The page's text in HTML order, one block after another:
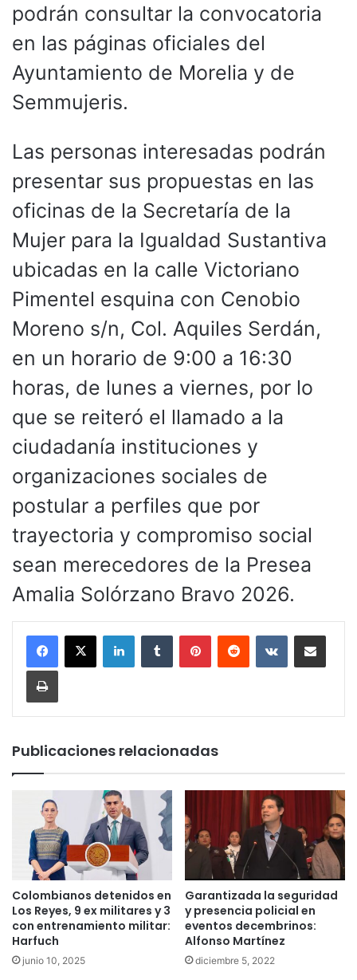
podrán consultar la convocatoria
en las páginas oficiales del
Ayuntamiento de Morelia y de
Semmujeris.
Las personas interesadas podrán
presentar sus propuestas en las
oficinas de la Secretaría de la
Mujer para la Igualdad Sustantiva
ubicadas en la calle Victoriano
Pimentel esquina con Cenobio
Moreno s/n, Col. Aquiles Serdán,
en un horario de 9:00 a 16:30
horas, de lunes a viernes, por lo
que se reiteró el llamado a la
ciudadanía instituciones y
organizaciones sociales de
postular a perfiles que por
trayectoria y compromiso social
sean merecedores de la Presea
Amalia Solórzano Bravo 2026.
LinkedInTumblr PinterestReddit VKontakteCompartir por
Imprimir
Publicaciones relacionadas
Colombianos detenidos en
Los Reyes, 9 ex militares y 3
con entrenamiento militar:
Harfuch
junio 10, 2025
Garantizada la seguridad
y presencia policial en
eventos decembrinos:
Alfonso Martínez
diciembre 5, 2022